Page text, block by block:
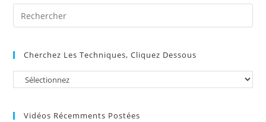
the
Cherchez Les Techniques, Cliquez Dessous
Vidéos Récemments Postées